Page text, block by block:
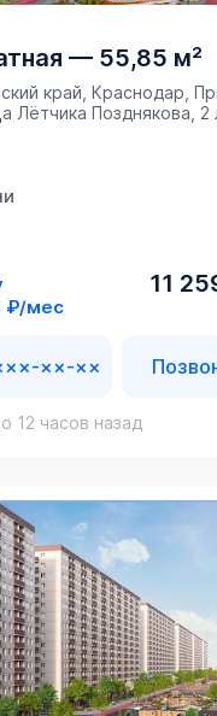
— 55,85 м²
край, Краснодар,
Лётчика Позднякова, 2
₽/мес
11
××-××
12 часов назад